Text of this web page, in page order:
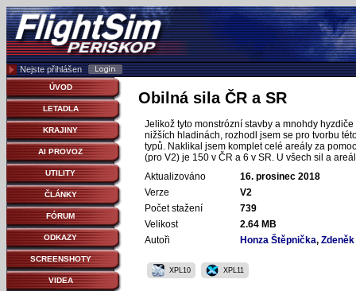
Nejste přihlášen
ÚVOD
LETADLA
KRAJINY
AI PROVOZ
UTILITY
ČLÁNKY
FÓRUM
ODKAZY
SCREENSHOTY
VIDEA
Obilná sila ČR a SR
Jelikož tyto monstrózní stavby a mnohdy
nižších hladinách, rozhodl jsem se pro tvorbu
typů. Naklikal jsem komplet celé areály za
(pro V2) je 150 v ČR a 6 v SR. U všech sil a
Aktualizováno
16. prosinec 2018
Verze
V2
Počet stažení
739
Velikost
2.64 MB
Autoři
Honza Štěpnička,
XPL10 XPL11